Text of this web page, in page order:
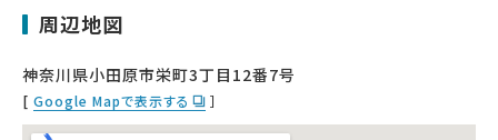
周辺地図
神奈川県小田原市栄町3丁目12番7号
[ Google Mapで表示する ］